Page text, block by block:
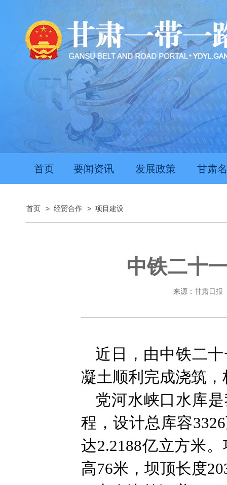
首页 要闻资讯 发展政策 甘肃
首页 > 经贸合作 > 项目建设
中铁二十
来源： 甘肃日报
近日，由中铁二
凝土顺利完成浇筑
党河水峡口水库
程，设计总库容
达2.2188亿立方米
高76米，坝顶长度